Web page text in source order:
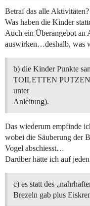
Betraf das alle
Was haben die Kinder
Auch ein Überangebot an
auswirken…deshalb, was
b) die Kinder Punkte
TOILETTEN PUTZEN
unter
Anleitung).
Das wiederum empfinde
wobei die Säuberung der
Vogel abschiesst…
Darüber hätte ich auf
c) es statt des
Brezeln gab plus